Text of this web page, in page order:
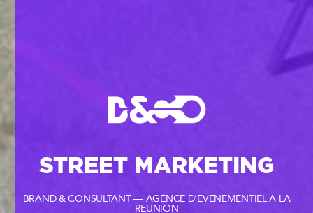
STREET MARKETING
BRAND & CONSULTANT — AGENCE D'ÉVÈNEMENTIEL À LA
RÉUNION